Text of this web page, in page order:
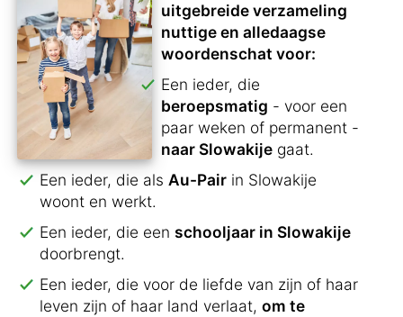
uitgebreide verzameling
nuttige en alledaagse
woordenschat voor:
Een ieder, die
beroepsmatig - voor een
paar weken of permanent -
naar Slowakije gaat.
Een ieder, die als Au-Pair in Slowakije
woont en werkt.
Een ieder, die een schooljaar in Slowakije
doorbrengt.
Een ieder, die voor de liefde van zijn of haar
leven zijn of haar land verlaat, om te